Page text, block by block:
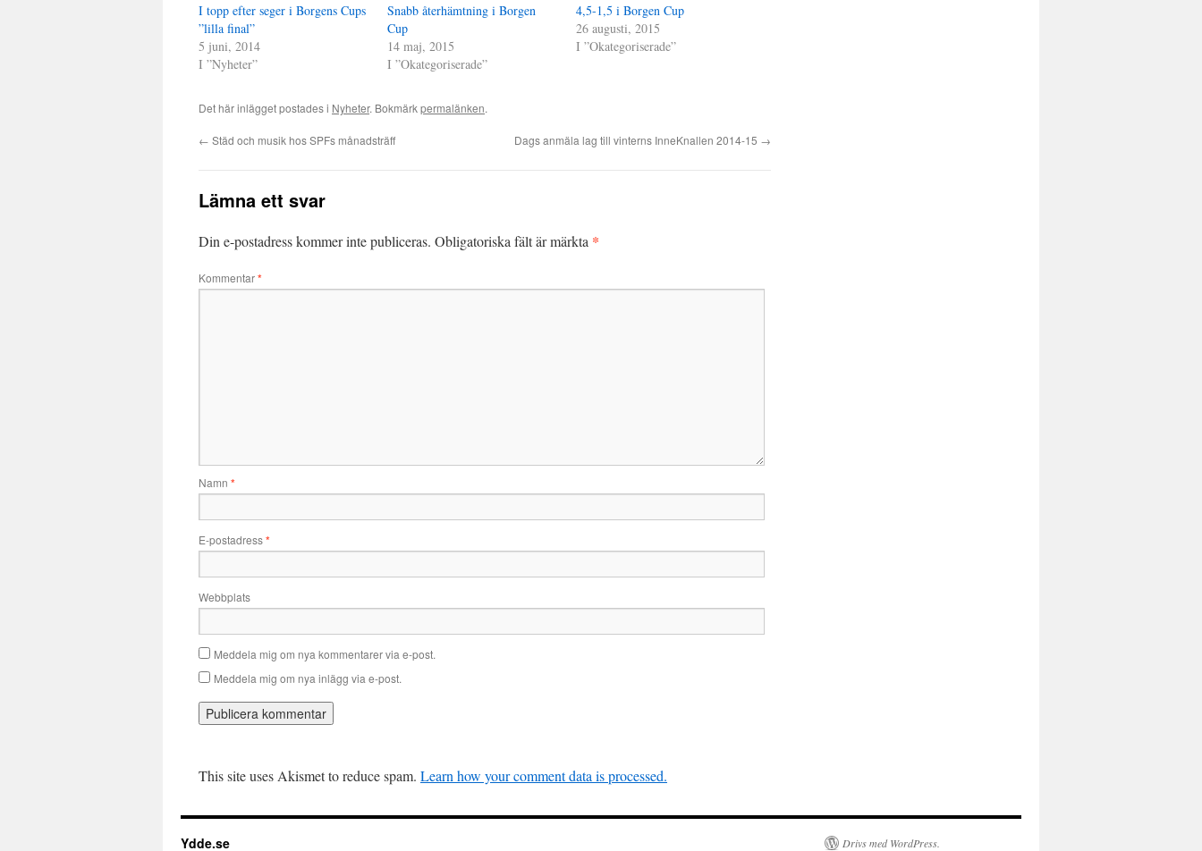
I topp efter seger i Borgens Cups
”lilla final”
5 juni, 2014
I ”Nyheter”
Snabb återhämtning i Borgen
Cup
14 maj, 2015
I ”Okategoriserade”
4,5-1,5 i Borgen Cup
26 augusti, 2015
I ”Okategoriserade”
Det här inlägget postades i Nyheter. Bokmärkpermalänken.
← Städ och musik hos SPFs månadsträff Dags anmäla lag till vinterns InneKnallen 2014-15 →
Lämna ett svar
Din e-postadress kommer inte publiceras. Obligatoriska fält är märkta *
Kommentar*
Namn *
E-postadress*
Webbplats
Meddela mig om nya kommentarer via e-post.
Meddela mig om nya inlägg via e-post.
This site uses Akismet to reduce spam. Learn how your comment data is processed.
Ydde.se Drivs med WordPress.